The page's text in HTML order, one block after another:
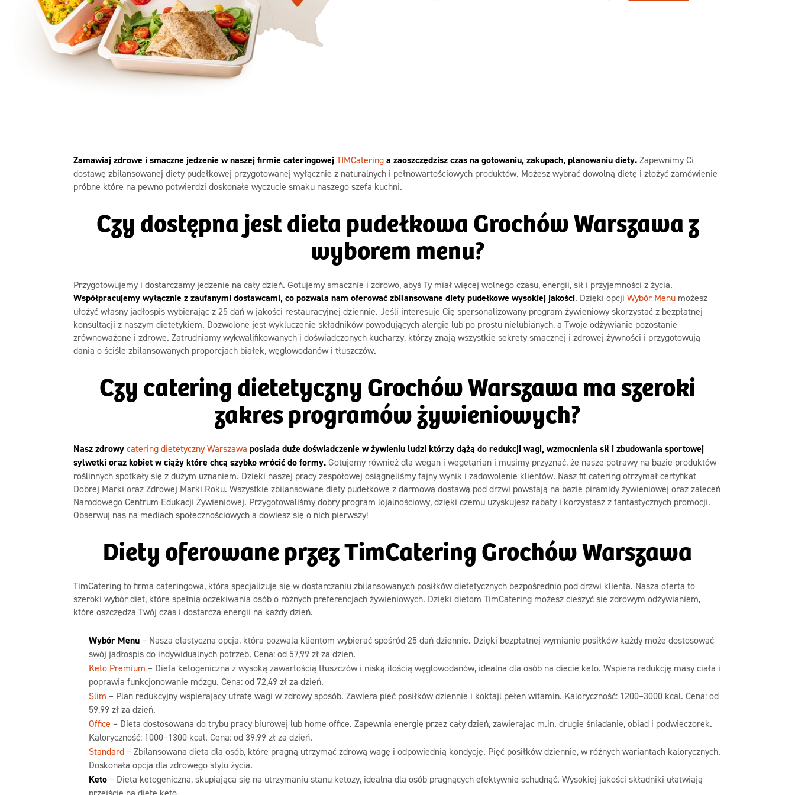
Zamów dietę!
Zamawiaj zdrowe i smaczne jedzenie w naszej firmie cateringowej TIMCatering a zaoszczędzisz czas na gotowaniu, zakupach, planowaniu diety. Zapewnimy Ci
dostawę zbilansowanej diety pudełkowej przygotowanej wyłącznie z naturalnych i pełnowartościowych produktów. Możesz wybrać dowolną dietę i złożyć zamówienie
próbne które na pewno potwierdzi doskonałe wyczucie smaku naszego szefa kuchni.
Czy dostępna jest dieta pudełkowa Grochów Warszawa z
wyborem menu?
Przygotowujemy i dostarczamy jedzenie na cały dzień. Gotujemy smacznie i zdrowo, abyś Ty miał więcej wolnego czasu, energii, sił i przyjemności z życia.
Współpracujemy wyłącznie z zaufanymi dostawcami, co pozwala nam oferować zbilansowane diety pudełkowe wysokiej jakości. Dzięki opcji Wybór Menu możesz
ułożyć własny jadłospis wybierając z 25 dań w jakości restauracyjnej dziennie. Jeśli interesuje Cię spersonalizowany program żywieniowy skorzystać z bezpłatnej
konsultacji z naszym dietetykiem. Dozwolone jest wykluczenie składników powodujących alergie lub po prostu nielubianych, a Twoje odżywianie pozostanie
zrównoważone i zdrowe. Zatrudniamy wykwalifikowanych i doświadczonych kucharzy, którzy znają wszystkie sekrety smacznej i zdrowej żywności i przygotowują
dania o ściśle zbilansowanych proporcjach białek, węglowodanów i tłuszczów.
Czy catering dietetyczny Grochów Warszawa ma szeroki
zakres programów żywieniowych?
Nasz zdrowy catering dietetyczny Warszawa posiada duże doświadczenie w żywieniu ludzi którzy dążą do redukcji wagi, wzmocnienia sił i zbudowania sportowej
sylwetki oraz kobiet w ciąży które chcą szybko wrócić do formy. Gotujemy również dla wegan i wegetarian i musimy przyznać, że nasze potrawy na bazie produktów
roślinnych spotkały się z dużym uznaniem. Dzięki naszej pracy zespołowej osiągnęliśmy fajny wynik i zadowolenie klientów. Nasz fit catering otrzymał certyfikat
Dobrej Marki oraz Zdrowej Marki Roku. Wszystkie zbilansowane diety pudełkowe z darmową dostawą pod drzwi powstają na bazie piramidy żywieniowej oraz zaleceń
Narodowego Centrum Edukacji Żywieniowej. Przygotowaliśmy dobry program lojalnościowy, dzięki czemu uzyskujesz rabaty i korzystasz z fantastycznych promocji.
Obserwuj nas na mediach społecznościowych a dowiesz się o nich pierwszy!
Diety oferowane przez TimCatering Grochów Warszawa
TimCatering to firma cateringowa, która specjalizuje się w dostarczaniu zbilansowanych posiłków dietetycznych bezpośrednio pod drzwi klienta. Nasza oferta to
szeroki wybór diet, które spełnią oczekiwania osób o różnych preferencjach żywieniowych. Dzięki dietom TimCatering możesz cieszyć się zdrowym odżywianiem,
które oszczędza Twój czas i dostarcza energii na każdy dzień.
Wybór Menu – Nasza elastyczna opcja, która pozwala klientom wybierać spośród 25 dań dziennie. Dzięki bezpłatnej wymianie posiłków każdy może dostosować
swój jadłospis do indywidualnych potrzeb. Cena: od 57,99 zł za dzień.
Keto Premium – Dieta ketogeniczna z wysoką zawartością tłuszczów i niską ilością węglowodanów, idealna dla osób na diecie keto. Wspiera redukcję masy ciała i
poprawia funkcjonowanie mózgu. Cena: od 72,49 zł za dzień.
Slim – Plan redukcyjny wspierający utratę wagi w zdrowy sposób. Zawiera pięć posiłków dziennie i koktajl pełen witamin. Kaloryczność: 1200–3000 kcal. Cena: od
59,99 zł za dzień.
Office – Dieta dostosowana do trybu pracy biurowej lub home office. Zapewnia energię przez cały dzień, zawierając m.in. drugie śniadanie, obiad i podwieczorek.
Kaloryczność: 1000–1300 kcal. Cena: od 39,99 zł za dzień.
Standard – Zbilansowana dieta dla osób, które pragną utrzymać zdrową wagę i odpowiednią kondycję. Pięć posiłków dziennie, w różnych wariantach kalorycznych.
Doskonała opcja dla zdrowego stylu życia.
Keto – Dieta ketogeniczna, skupiająca się na utrzymaniu stanu ketozy, idealna dla osób pragnących efektywnie schudnąć. Wysokiej jakości składniki ułatwiają